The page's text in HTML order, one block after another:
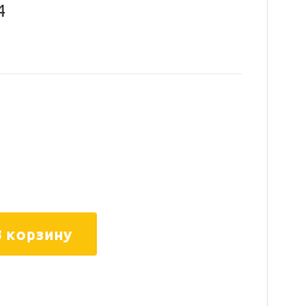
корзину